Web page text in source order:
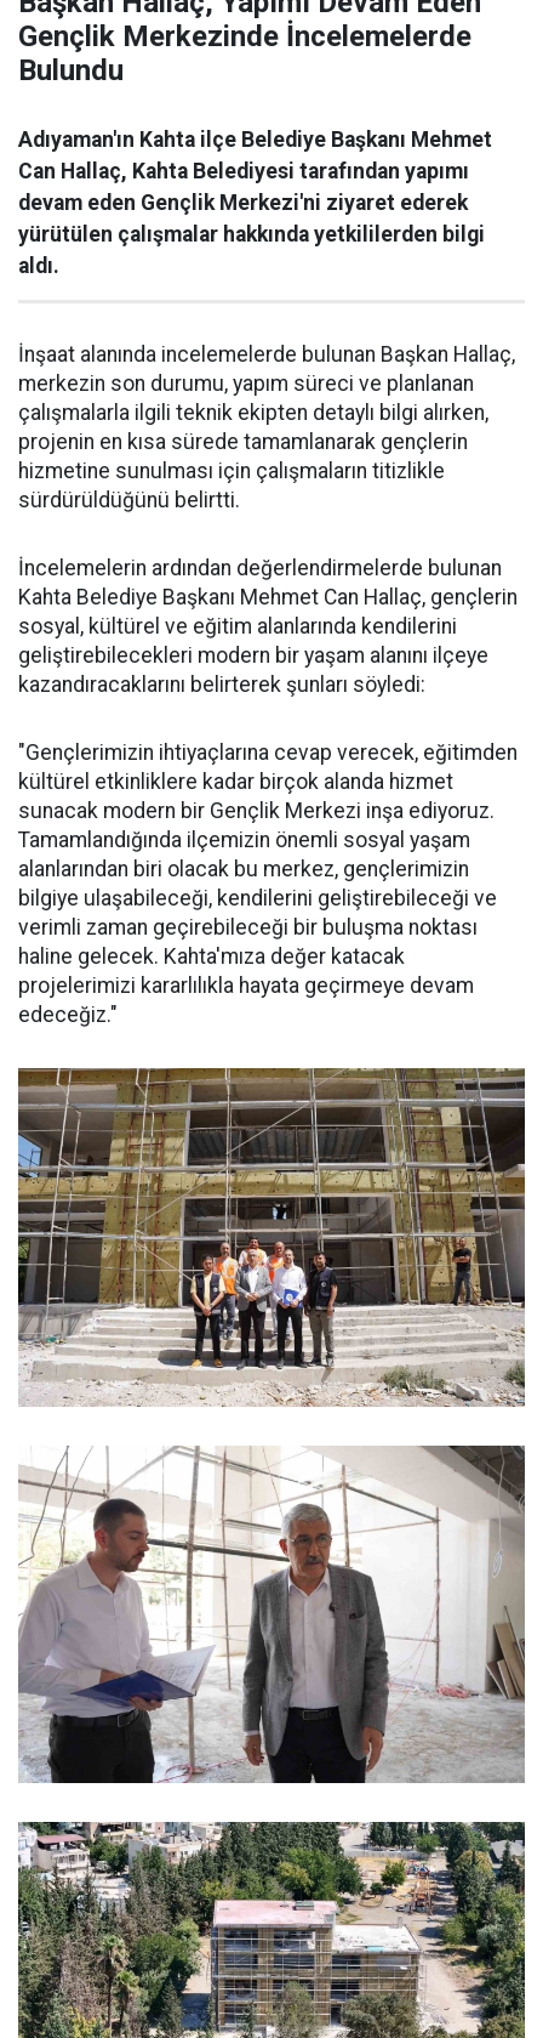
Gençlik Merkezinde İncelemelerde
Bulundu
Adıyaman'ın Kahta ilçe Belediye Başkanı Mehmet
Can Hallaç, Kahta Belediyesi tarafından yapımı
devam eden Gençlik Merkezi'ni ziyaret ederek
yürütülen çalışmalar hakkında yetkililerden bilgi
aldı.
İnşaat alanında incelemelerde bulunan Başkan Hallaç,
merkezin son durumu, yapım süreci ve planlanan
çalışmalarla ilgili teknik ekipten detaylı bilgi alırken,
projenin en kısa sürede tamamlanarak gençlerin
hizmetine sunulması için çalışmaların titizlikle
sürdürüldüğünü belirtti.
İncelemelerin ardından değerlendirmelerde bulunan
Kahta Belediye Başkanı Mehmet Can Hallaç, gençlerin
sosyal, kültürel ve eğitim alanlarında kendilerini
geliştirebilecekleri modern bir yaşam alanını ilçeye
kazandıracaklarını belirterek şunları söyledi:
"Gençlerimizin ihtiyaçlarına cevap verecek, eğitimden
kültürel etkinliklere kadar birçok alanda hizmet
sunacak modern bir Gençlik Merkezi inşa ediyoruz.
Tamamlandığında ilçemizin önemli sosyal yaşam
alanlarından biri olacak bu merkez, gençlerimizin
bilgiye ulaşabileceği, kendilerini geliştirebileceği ve
verimli zaman geçirebileceği bir buluşma noktası
haline gelecek. Kahta'mıza değer katacak
projelerimizi kararlılıkla hayata geçirmeye devam
edeceğiz."